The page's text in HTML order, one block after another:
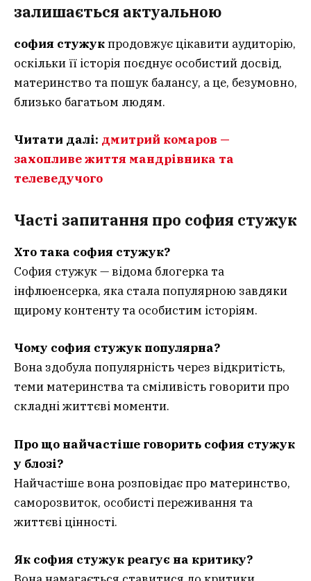
залишається актуальною
софия стужукпродовжує цікавити аудиторію,
оскільки її історія поєднує особистий досвід,
материнство та пошук балансу, а це, безумовно,
близько багатьом людям.
Читати далі: дмитрий комаров —
захопливе життя мандрівника та
телеведучого
Часті запитання про софия стужук
Хто така софия стужук?
София стужук — відома блогерка та
інфлюенсерка, яка стала популярною завдяки
щирому контенту та особистим історіям.
Чому софия стужук популярна?
Вона здобула популярність через відкритість,
теми материнства та сміливість говорити про
складні життєві моменти.
Про що найчастіше говорить софия стужук
у блозі?
Найчастіше вона розповідає про материнство,
саморозвиток, особисті переживання та
життєві цінності.
Як софия стужук реагує на критику?